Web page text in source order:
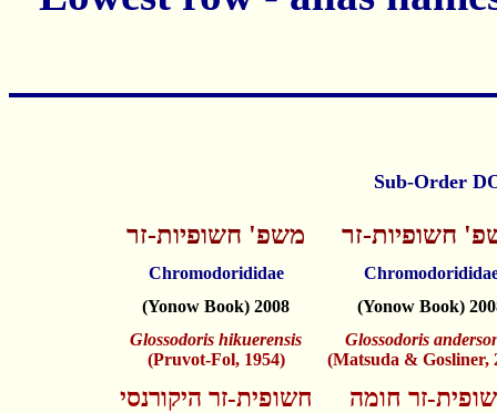
משפ' חשופיות-זר חשופיות-זר
Chromodorididae
(Yonow Book) 2008
(Yonow Book)
Glossodoris hikuerensis
(Pruvot-Fol, 1954)
Glossodoris
(Matsuda & Gosliner,
חשופית-זר היקורנסי זר חומה